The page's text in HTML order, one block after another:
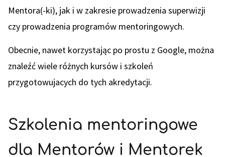
Mentora(-ki), jak i w zakresie prowadzenia superwizji
czy prowadzenia programów mentoringowych.
Obecnie, nawet korzystając po prostu z Google, można
znaleźć wiele różnych kursów i szkoleń
przygotowujacych do tych akredytacji.
Szkolenia mentoringowe
dla Mentorów i Mentorek